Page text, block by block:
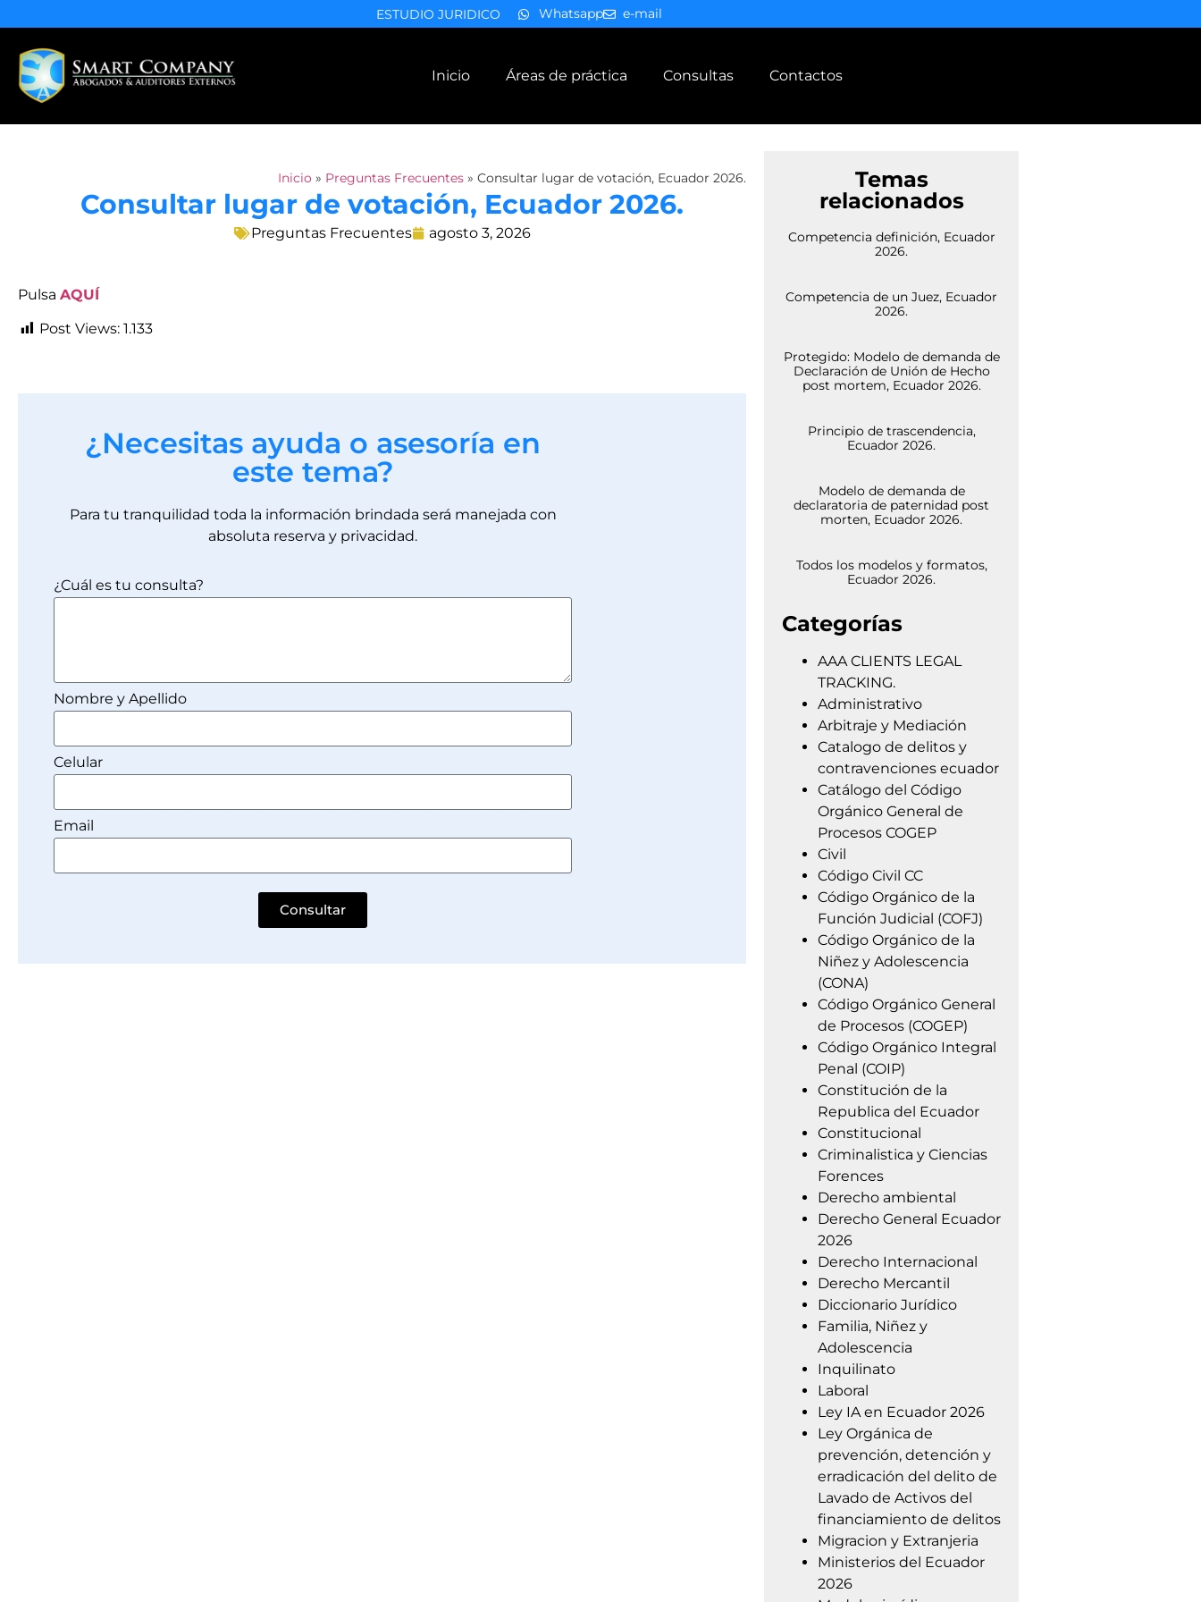
ESTUDIO JURIDICO Whatsapp e-mail
Inicio Áreas de práctica Consultas Contactos
Inicio » Preguntas Frecuentes » Consultar lugar de votación, Ecuador 2026.
Consultar lugar de votación, Ecuador 2026.
Preguntas Frecuentes agosto 3, 2026
Pulsa AQUÍ
Post Views: 1.133
¿Necesitas ayuda o asesoría en
este tema?
Para tu tranquilidad toda la información brindada será manejada con
absoluta reserva y privacidad.
¿Cuál es tu consulta?
Nombre y Apellido
Celular
Email
Consultar
Temas
relacionados
Competencia definición, Ecuador
2026.
Competencia de un Juez, Ecuador
2026.
Protegido: Modelo de demanda de
Declaración de Unión de Hecho
post mortem, Ecuador 2026.
Principio de trascendencia,
Ecuador 2026.
Modelo de demanda de
declaratoria de paternidad post
morten, Ecuador 2026.
Todos los modelos y formatos,
Ecuador 2026.
Categorías
AAA CLIENTS LEGAL
TRACKING.
Administrativo
Arbitraje y Mediación
Catalogo de delitos y
contravenciones ecuador
Catálogo del Código
Orgánico General de
Procesos COGEP
Civil
Código Civil CC
Código Orgánico de la
Función Judicial (COFJ)
Código Orgánico de la
Niñez y Adolescencia
(CONA)
Código Orgánico General
de Procesos (COGEP)
Código Orgánico Integral
Penal (COIP)
Constitución de la
Republica del Ecuador
Constitucional
Criminalistica y Ciencias
Forences
Derecho ambiental
Derecho General Ecuador
2026
Derecho Internacional
Derecho Mercantil
Diccionario Jurídico
Familia, Niñez y
Adolescencia
Inquilinato
Laboral
Ley IA en Ecuador 2026
Ley Orgánica de
prevención, detención y
erradicación del delito de
Lavado de Activos del
financiamiento de delitos
Migracion y Extranjeria
Ministerios del Ecuador
2026